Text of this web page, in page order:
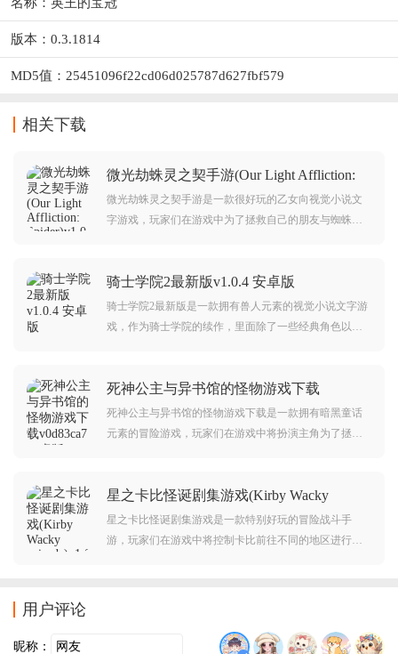
版本：0.3.1814
MD5值：25451096f22cd06d025787d627fbf579
相关下载
微光劫蛛灵之契手游(Our Light Affliction:
Spider)v1.0 安卓版
微光劫蛛灵之契手游是一款很好玩的乙女向视觉小说文
字游戏，玩家们在游戏中为了拯救自己的朋友与蜘蛛灵
来本站下载吧。
骑士学院2最新版v1.0.4 安卓版
骑士学院2最新版是一款拥有兽人元素的视觉小说文字游
戏，作为骑士学院的续作，里面除了一些经典角色以外
行触发哦。
死神公主与异书馆的怪物游戏下载
v0d83ca7 安卓版
死神公主与异书馆的怪物游戏下载是一款拥有暗黑童话
元素的冒险游戏，玩家们在游戏中将扮演主角为了拯救
星之卡比怪诞剧集游戏(Kirby Wacky
episode)v1.0.0 安卓版
星之卡比怪诞剧集游戏是一款特别好玩的冒险战斗手
游，玩家们在游戏中将控制卡比前往不同的地区进行冒
用户评论
昵称：